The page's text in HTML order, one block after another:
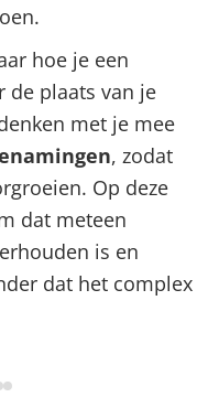
hoe je een
de plaats van je
met je mee
, zodat
Op deze
dat meteen
is en
dat het complex